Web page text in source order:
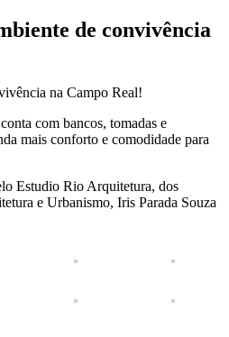
de convivência
na Campo Real!
com bancos, tomadas e
mais conforto e comodidade para
Estudio Rio Arquitetura, dos
e Urbanismo, Iris Parada Souza